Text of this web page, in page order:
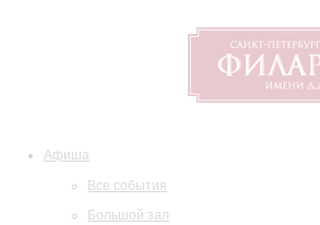
Афиша
Все события
Большой зал